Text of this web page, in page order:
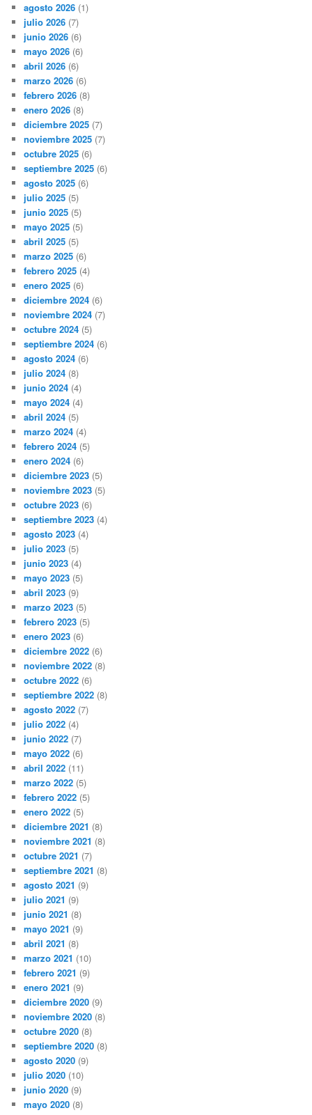
agosto 2026 (1)
julio 2026 (7)
junio 2026 (6)
mayo 2026 (6)
abril 2026 (6)
marzo 2026 (6)
febrero 2026 (8)
enero 2026 (8)
diciembre 2025 (7)
noviembre 2025 (7)
octubre 2025 (6)
septiembre 2025 (6)
agosto 2025 (6)
julio 2025 (5)
junio 2025 (5)
mayo 2025 (5)
abril 2025 (5)
marzo 2025 (6)
febrero 2025 (4)
enero 2025 (6)
diciembre 2024 (6)
noviembre 2024 (7)
octubre 2024 (5)
septiembre 2024 (6)
agosto 2024 (6)
julio 2024 (8)
junio 2024 (4)
mayo 2024 (4)
abril 2024 (5)
marzo 2024 (4)
febrero 2024 (5)
enero 2024 (6)
diciembre 2023 (5)
noviembre 2023 (5)
octubre 2023 (6)
septiembre 2023 (4)
agosto 2023 (4)
julio 2023 (5)
junio 2023 (4)
mayo 2023 (5)
abril 2023 (9)
marzo 2023 (5)
febrero 2023 (5)
enero 2023 (6)
diciembre 2022 (6)
noviembre 2022 (8)
octubre 2022 (6)
septiembre 2022 (8)
agosto 2022 (7)
julio 2022 (4)
junio 2022 (7)
mayo 2022 (6)
abril 2022 (11)
marzo 2022 (5)
febrero 2022 (5)
enero 2022 (5)
diciembre 2021 (8)
noviembre 2021 (8)
octubre 2021 (7)
septiembre 2021 (8)
agosto 2021 (9)
julio 2021 (9)
junio 2021 (8)
mayo 2021 (9)
abril 2021 (8)
marzo 2021 (10)
febrero 2021 (9)
enero 2021 (9)
diciembre 2020 (9)
noviembre 2020 (8)
octubre 2020 (8)
septiembre 2020 (8)
agosto 2020 (9)
julio 2020 (10)
junio 2020 (9)
mayo 2020 (8)